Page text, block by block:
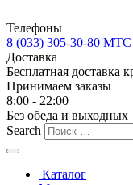
Телефоны
8 (033) 305-30-80 МТС
Доставка
Бесплатная доставка
Принимаем заказы
8:00 - 22:00
Без обеда и выходных
Search
Каталог